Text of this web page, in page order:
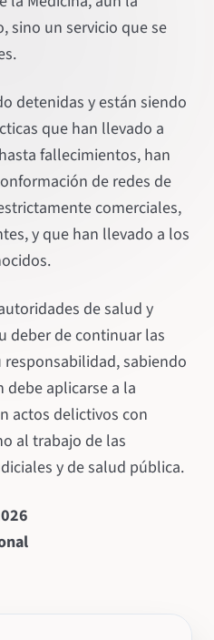
sino un servicio que se
detenidas y están siendo
que han llevado a
fallecimientos, han
de redes de
comerciales,
y que han llevado a los
de salud y
deber de continuar las
sabiendo
aplicarse a la
actos delictivos con
al trabajo de las
y de salud pública.